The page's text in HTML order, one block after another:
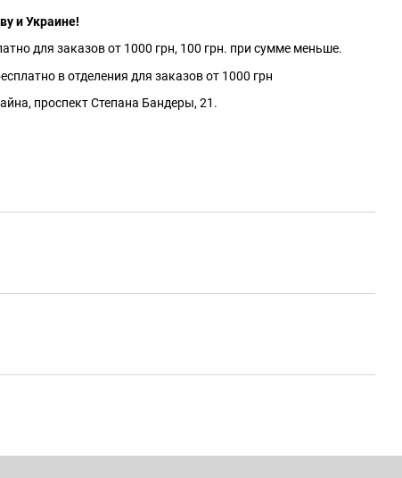
и Украине!
для заказов от 1000 грн, 100 грн. при сумме меньше.
в отделения для заказов от 1000 грн
проспект Степана Бандеры, 21.